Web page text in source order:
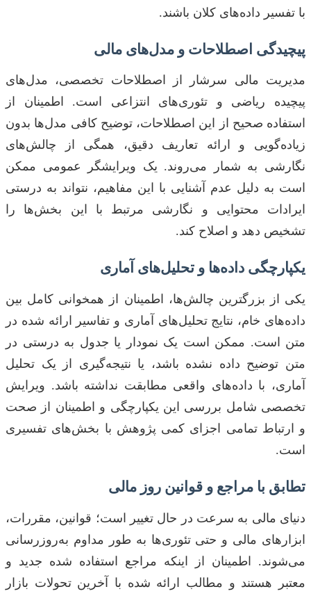
با تفسیر داده‌های کلان باشند.
پیچیدگی اصطلاحات و مدل‌های مالی
مدیریت مالی سرشار از اصطلاحات تخصصی، مدل‌های
پیچیده ریاضی و تئوری‌های انتزاعی است. اطمینان از
استفاده صحیح از این اصطلاحات، توضیح کافی مدل‌ها بدون
زیاده‌گویی و ارائه تعاریف دقیق، همگی از چالش‌های
نگارشی به شمار می‌روند. یک ویرایشگر عمومی ممکن
است به دلیل عدم آشنایی با این مفاهیم، نتواند به درستی
ایرادات محتوایی و نگارشی مرتبط با این بخش‌ها را
تشخیص دهد و اصلاح کند.
یکپارچگی داده‌ها و تحلیل‌های آماری
یکی از بزرگترین چالش‌ها، اطمینان از همخوانی کامل بین
داده‌های خام، نتایج تحلیل‌های آماری و تفاسیر ارائه شده در
متن است. ممکن است یک نمودار یا جدول به درستی در
متن توضیح داده نشده باشد، یا نتیجه‌گیری از یک تحلیل
آماری، با داده‌های واقعی مطابقت نداشته باشد. ویرایش
تخصصی شامل بررسی این یکپارچگی و اطمینان از صحت
و ارتباط تمامی اجزای کمی پژوهش با بخش‌های تفسیری
است.
تطابق با مراجع و قوانین روز مالی
دنیای مالی به سرعت در حال تغییر است؛ قوانین، مقررات،
ابزارهای مالی و حتی تئوری‌ها به طور مداوم به‌روزرسانی
می‌شوند. اطمینان از اینکه مراجع استفاده شده جدید و
معتبر هستند و مطالب ارائه شده با آخرین تحولات بازار